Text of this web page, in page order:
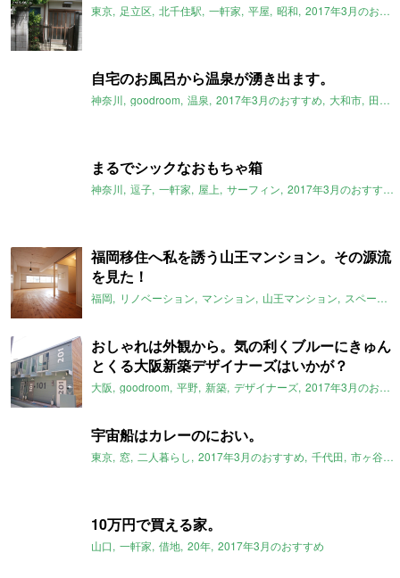
東京 足立区 北千住駅 一軒家 平屋 昭和 2017年3月のおすすめ
自宅のお風呂から温泉が湧き出ます。
神奈川 goodroom 温泉 2017年3月のおすすめ 大和市 田園都市線
まるでシックなおもちゃ箱
神奈川 逗子 一軒家 屋上 サーフィン 2017年3月のおすすめ
福岡移住へ私を誘う山王マンション。その源流
を見た！
福岡 リノベーション マンション 山王マンション スペースRデザイン
おしゃれは外観から。気の利くブルーにきゅん
とくる大阪新築デザイナーズはいかが？
大阪 goodroom 平野 新築 デザイナーズ 2017年3月のおすすめ
宇宙船はカレーのにおい。
東京 窓 二人暮らし 2017年3月のおすすめ 千代田 市ヶ谷駅
10万円で買える家。
山口 一軒家 借地 20年 2017年3月のおすすめ